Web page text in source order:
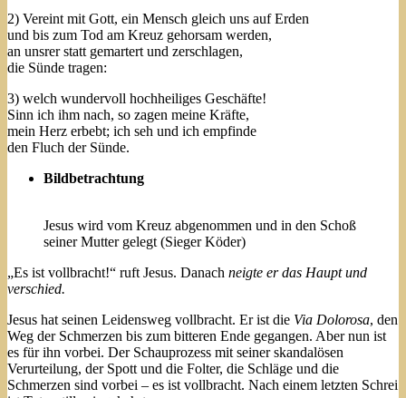
2) Vereint mit Gott, ein Mensch gleich uns auf Erden
und bis zum Tod am Kreuz gehorsam werden,
an unsrer statt gemartert und zerschlagen,
die Sünde tragen:
3) welch wundervoll hochheiliges Geschäfte!
Sinn ich ihm nach, so zagen meine Kräfte,
mein Herz erbebt; ich seh und ich empfinde
den Fluch der Sünde.
Bildbetrachtung
Jesus wird vom Kreuz abgenommen und in den Schoß
seiner Mutter gelegt (Sieger Köder)
„Es ist vollbracht!“ ruft Jesus. Danach neigte er das Haupt und
verschied.
Jesus hat seinen Leidensweg vollbracht. Er ist die Via Dolorosa, den
Weg der Schmerzen bis zum bitteren Ende gegangen. Aber nun ist
es für ihn vorbei. Der Schauprozess mit seiner skandalösen
Verurteilung, der Spott und die Folter, die Schläge und die
Schmerzen sind vorbei – es ist vollbracht. Nach einem letzten Schrei